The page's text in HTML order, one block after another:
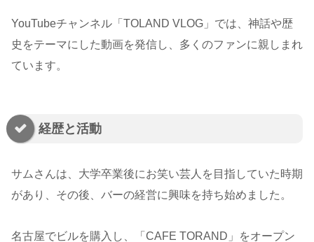
YouTubeチャンネル「TOLAND VLOG」では、神話や歴
史をテーマにした動画を発信し、多くのファンに親しまれ
ています。
経歴と活動
サムさんは、大学卒業後にお笑い芸人を目指していた時期
があり、その後、バーの経営に興味を持ち始めました。
名古屋でビルを購入し、「CAFE TORAND」をオープン